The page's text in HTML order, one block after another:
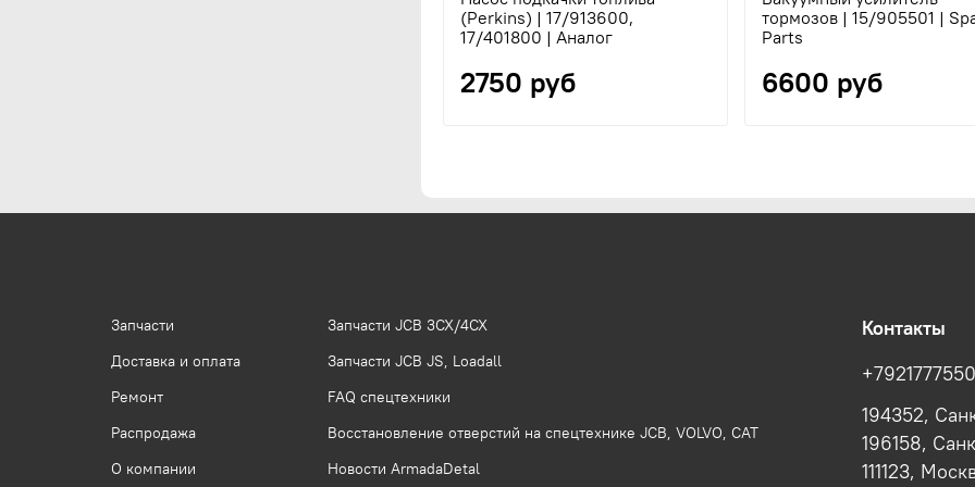
(Perkins) | 17/913600,
17/401800 | Аналог
2750 руб
тормозов | 15/905501 |
Parts
6600 руб
Запчасти
Доставка и оплата
Ремонт
Распродажа
О компании
Запчасти JCB 3CX/4CX
Запчасти JCB JS, Loadall
FAQ спецтехники
Восстановление отверстий на спецтехнике JCB, VOLVO, CAT
Новости ArmadaDetal
Контакты
194352,
196158,
111123,